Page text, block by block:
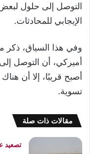
التوصل إلى حلول لبعض
الإيجابي للمحادثات.
وفي هذا السياق،
أميركي، أن التوصل
أصبح قريبًا، إلا أن
تسوية.
مقالات ذات صلة
تصعيد